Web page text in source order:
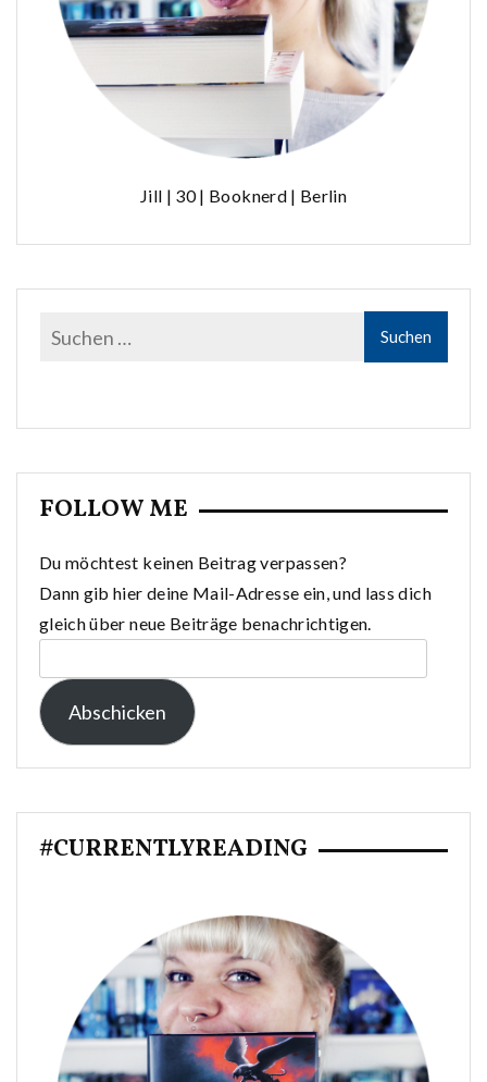
Jill | 30 | Booknerd | Berlin
FOLLOW ME
Du möchtest keinen Beitrag verpassen?
Dann gib hier deine Mail-Adresse ein, und lass dich
gleich über neue Beiträge benachrichtigen.
Mail-
Adresse:
Abschicken
#CURRENTLYREADING